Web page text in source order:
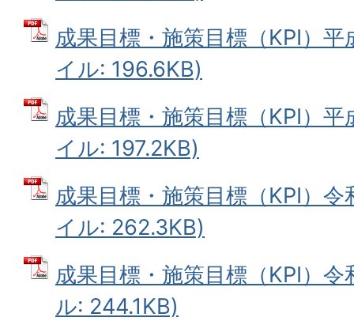
成果目標・施策目標（KPI）
イル: 196.6KB)
成果目標・施策目標（KPI）
イル: 197.2KB)
成果目標・施策目標（KPI）
イル: 262.3KB)
成果目標・施策目標（KPI）
ル: 244.1KB)